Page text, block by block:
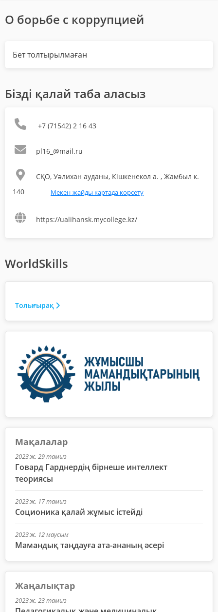
О борьбе с коррупцией
Бет толтырылмаған
Бізді қалай таба аласыз
+7 (71542) 2 16 43
pl16_@mail.ru
СҚО, Уәлихан ауданы, Кішкенекөл а. , Жамбыл к.
140
Мекен-жайды картада көрсету
https://ualihansk.mycollege.kz/
WorldSkills
Толығырақ
Мақалалар
2023 ж. 29 тамыз
Говард Гарднердің бірнеше интеллект
теориясы
2023 ж. 17 тамыз
Соционика қалай жұмыс істейді
2023 ж. 12 маусым
Мамандық таңдауға ата-ананың әсері
Жаңалықтар
2023 ж. 23 тамыз